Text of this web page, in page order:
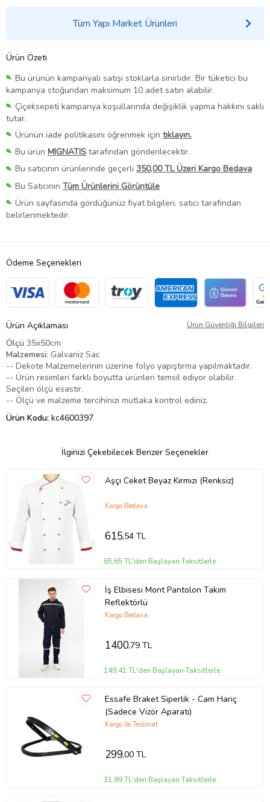
Tüm Yapı Market Ürünleri
Ürün Özeti
Bu ürünün kampanyalı satışı stoklarla sınırlıdır. Bir tüketici bu
kampanya stoğundan maksimum 10 adet satın alabilir.
Çiçeksepeti kampanya koşullarında değişiklik yapma hakkını saklı
tutar.
Ürünün iade politikasını öğrenmek için tıklayın.
Bu ürün MIGNATIS tarafından gönderilecektir.
Bu satıcının ürünlerinde geçerli 350,00 TL Üzeri Kargo Bedava
Bu Satıcının Tüm Ürünlerini Görüntüle
Ürün sayfasında gördüğünüz fiyat bilgileri, satıcı tarafından
belirlenmektedir.
Ödeme Seçenekleri
Ürün Açıklaması Ürün Güvenliği Bilgileri
Ölçü 35x50cm
Malzemesi: Galvaniz Sac
-- Dekote Malzemelerinin üzerine folyo yapıştırma yapılmaktadır.
-- Ürün resimleri farklı boyutta ürünleri temsil ediyor olabilir.
Seçilen ölçü esastır.
-- Ölçü ve malzeme tercihinizi mutlaka kontrol ediniz.
Ürün Kodu: kc4600397
İlginizi Çekebilecek Benzer Seçenekler
Aşçı Ceket Beyaz Kırmızı (Renksiz)
Kargo Bedava
615,54 TL
65,65 TL'den Başlayan Taksitlerle
İş Elbisesi Mont Pantolon Takım
Reflektörlü
Kargo Bedava
1400,79 TL
149,41 TL'den Başlayan Taksitlerle
Essafe Braket Siperlik - Cam Hariç
(Sadece Vizör Aparatı)
Kargo ile Teslimat
299,00 TL
31,89 TL'den Başlayan Taksitlerle